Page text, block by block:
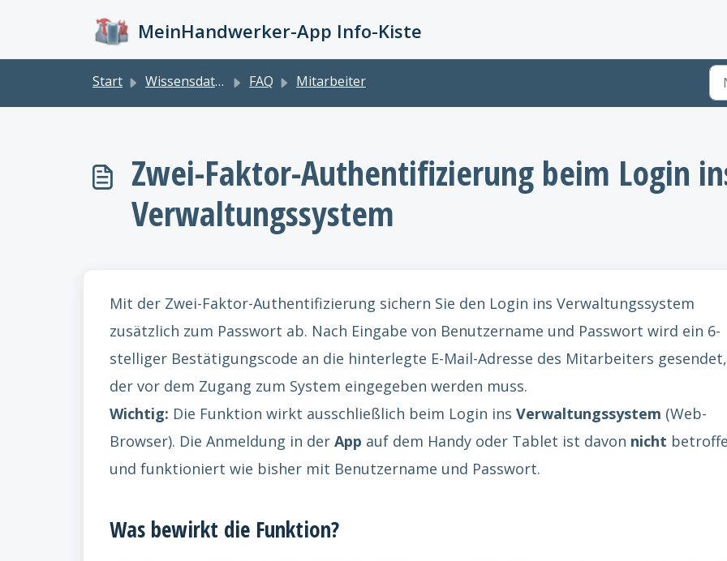
MeinHandwerker-App Info-Kiste
Start Wissensdatenbank FAQ Mitarbeiter
Zwei-Faktor-Authentifizierung beim Login
Verwaltungssystem
Mit der Zwei-Faktor-Authentifizierung sichern Sie den Login ins Verwaltungssystem
zusätzlich zum Passwort ab. Nach Eingabe von Benutzername und Passwort wird ein 6-
stelliger Bestätigungscode an die hinterlegte E-Mail-Adresse des Mitarbeiters gesendet,
der vor dem Zugang zum System eingegeben werden muss.
Wichtig: Die Funktion wirkt ausschließlich beim Login ins Verwaltungssystem (Web-
Browser). Die Anmeldung in der App auf dem Handy oder Tablet ist davon nicht
und funktioniert wie bisher mit Benutzername und Passwort.
Was bewirkt die Funktion?